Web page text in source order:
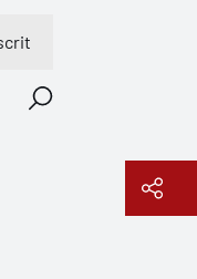
Recherche